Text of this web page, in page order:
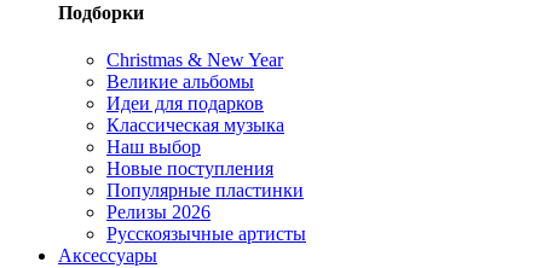
Подборки
Christmas & New Year
Великие альбомы
Идеи для подарков
Классическая музыка
Наш выбор
Новые поступления
Популярные пластинки
Релизы 2026
Русскоязычные артисты
Аксессуары